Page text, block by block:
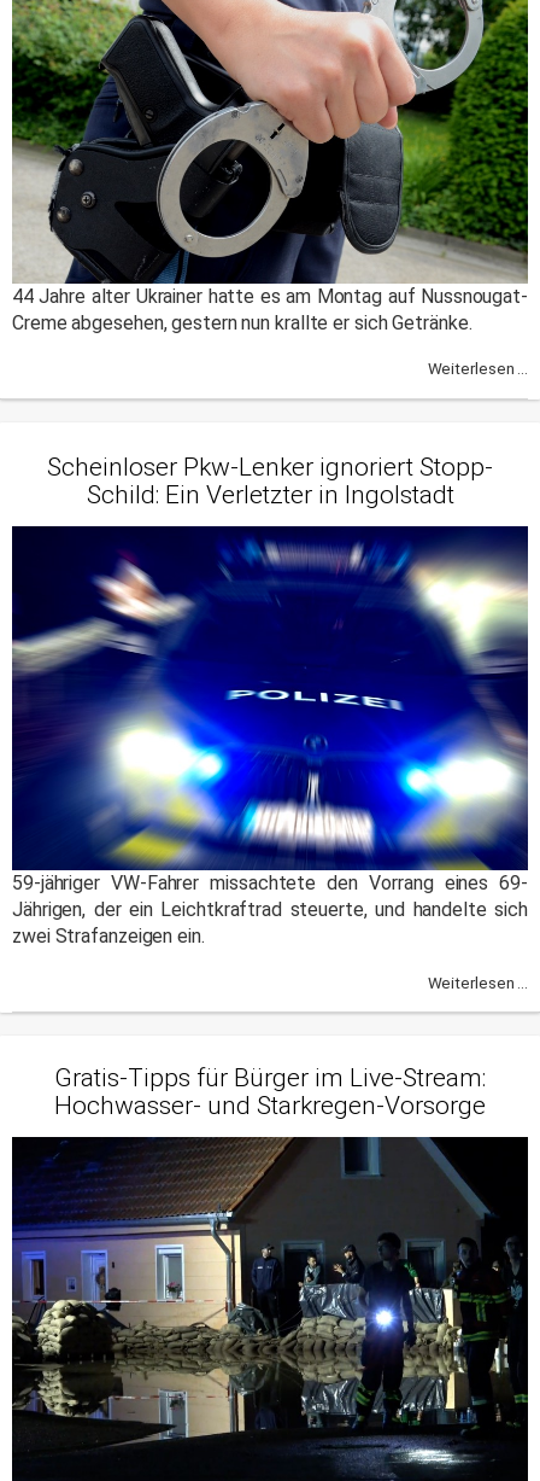
44 Jahre alter Ukrainer hatte es am Montag auf Nussnougat-
Creme abgesehen, gestern nun krallte er sich Getränke.
Weiterlesen ...
Scheinloser Pkw-Lenker ignoriert Stopp-
Schild: Ein Verletzter in Ingolstadt
59-jähriger VW-Fahrer missachtete den Vorrang eines 69-
Jährigen, der ein Leichtkraftrad steuerte, und handelte sich
zwei Strafanzeigen ein.
Weiterlesen ...
Gratis-Tipps für Bürger im Live-Stream:
Hochwasser- und Starkregen-Vorsorge